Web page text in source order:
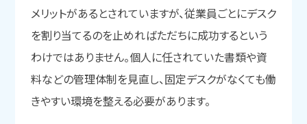
メリットがあるとされていますが、従業員ごとにデスク
を割り当てるのを止めればただちに成功するという
わけではありません。個人に任されていた書類や資
料などの管理体制を見直し、固定デスクがなくても働
きやすい環境を整える必要があります。